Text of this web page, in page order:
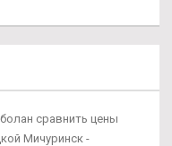
сравнить цены
Мичуринск -